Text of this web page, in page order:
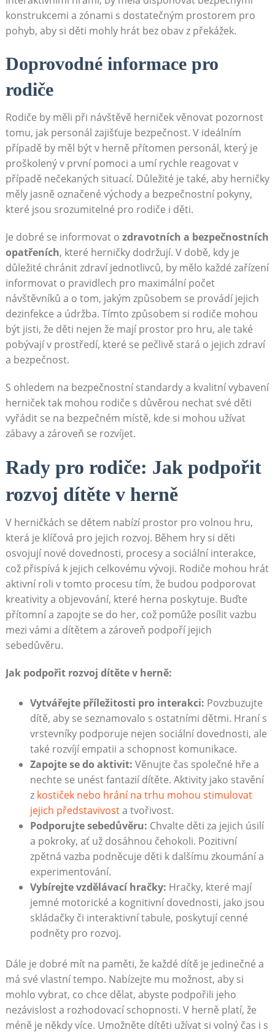
konstrukcemi a zónami s dostatečným prostorem pro
pohyb, aby si děti mohly hrát bez obav z překážek.
Doprovodné informace pro
rodiče
Rodiče by měli při návštěvě herniček věnovat pozornost
tomu, jak personál zajišťuje bezpečnost. V ideálním
případě by měl být v herně přítomen personál, který je
proškolený v první pomoci a umí rychle reagovat v
případě nečekaných situací. Důležité je také, aby herničky
měly jasně označené východy a bezpečnostní pokyny,
které jsou srozumitelné pro rodiče i děti.
Je dobré se informovat o zdravotních a bezpečnostních
opatřeních, které herničky dodržují. V době, kdy je
důležité chránit zdraví jednotlivců, by mělo každé zařízení
informovat o pravidlech pro maximální počet
návštěvníků a o tom, jakým způsobem se provádí jejich
dezinfekce a údržba. Tímto způsobem si rodiče mohou
být jisti, že děti nejen že mají prostor pro hru, ale také
pobývají v prostředí, které se pečlivě stará o jejich zdraví
a bezpečnost.
S ohledem na bezpečnostní standardy a kvalitní vybavení
herniček tak mohou rodiče s důvěrou nechat své děti
vyřádit se na bezpečném místě, kde si mohou užívat
zábavy a zároveň se rozvíjet.
Rady pro rodiče: Jak podpořit
rozvoj dítěte v herně
V herničkách se dětem nabízí prostor pro volnou hru,
která je klíčová pro jejich rozvoj. Během hry si děti
osvojují nové dovednosti, procesy a sociální interakce,
což přispívá k jejich celkovému vývoji. Rodiče mohou hrát
aktivní roli v tomto procesu tím, že budou podporovat
kreativity a objevování, které herna poskytuje. Buďte
přítomní a zapojte se do her, což pomůže posílit vazbu
mezi vámi a dítětem a zároveň podpoří jejich
sebedůvěru.
Jak podpořit rozvoj dítěte v herně:
Vytvářejte příležitosti pro interakci: Povzbuzujte
dítě, aby se seznamovalo s ostatními dětmi. Hraní s
vrstevníky podporuje nejen sociální dovednosti, ale
také rozvíjí empatii a schopnost komunikace.
Zapojte se do aktivit: Věnujte čas společné hře a
nechte se unést fantazií dítěte. Aktivity jako stavění
z kostiček nebo hrání na trhu mohou stimulovat
jejich představivosta tvořivost.
Podporujte sebedůvěru: Chvalte děti za jejich úsilí
a pokroky, ať už dosáhnou čehokoli. Pozitivní
zpětná vazba podněcuje děti k dalšímu zkoumání a
experimentování.
Vybírejte vzdělávací hračky: Hračky, které mají
jemné motorické a kognitivní dovednosti, jako jsou
skládačky či interaktivní tabule, poskytují cenné
podněty pro rozvoj.
Dále je dobré mít na paměti, že každé dítě je jedinečné a
má své vlastní tempo. Nabízejte mu možnost, aby si
mohlo vybrat, co chce dělat, abyste podpořili jeho
nezávislost a rozhodovací schopnosti. V herně platí, že
méně je někdy více. Umožněte dítěti užívat si volný čas i s